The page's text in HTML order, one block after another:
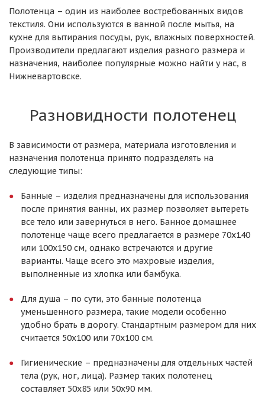
Полотенца – один из наиболее востребованных видов
текстиля. Они используются в ванной после мытья, на
кухне для вытирания посуды, рук, влажных поверхностей.
Производители предлагают изделия разного размера и
назначения, наиболее популярные можно найти у нас, в
Нижневартовске.
Разновидности полотенец
В зависимости от размера, материала изготовления и
назначения полотенца принято подразделять на
следующие типы:
Банные – изделия предназначены для использования
после принятия ванны, их размер позволяет вытереть
все тело или завернуться в него. Банное домашнее
полотенце чаще всего предлагается в размере 70х140
или 100х150 см, однако встречаются и другие
варианты. Чаще всего это махровые изделия,
выполненные из хлопка или бамбука.
Для душа – по сути, это банные полотенца
уменьшенного размера, такие модели особенно
удобно брать в дорогу. Стандартным размером для них
считается 50х100 или 70х100 см.
Гигиенические – предназначены для отдельных частей
тела (рук, ног, лица). Размер таких полотенец
составляет 50х85 или 50х90 мм.